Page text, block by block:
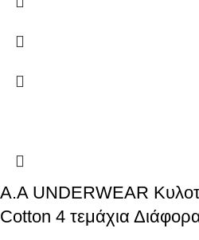
Α.A UNDERWEAR
Cotton 4 τεμάχια